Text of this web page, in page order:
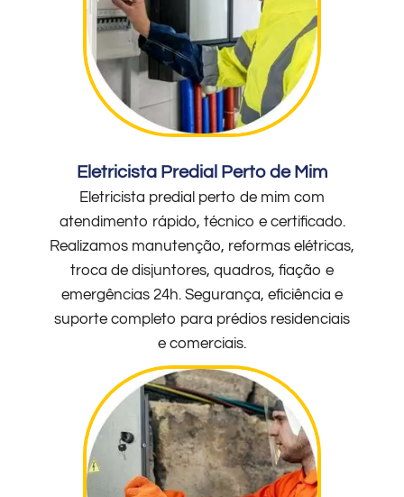
Eletricista Predial Perto de Mim
Eletricista predial perto de mim com
atendimento rápido, técnico e certificado.
Realizamos manutenção, reformas elétricas,
troca de disjuntores, quadros, fiação e
emergências 24h. Segurança, eficiência e
suporte completo para prédios residenciais
e comerciais.